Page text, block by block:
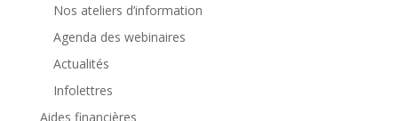
Nos ateliers d’information
Agenda des webinaires
Actualités
Infolettres
Aides financières